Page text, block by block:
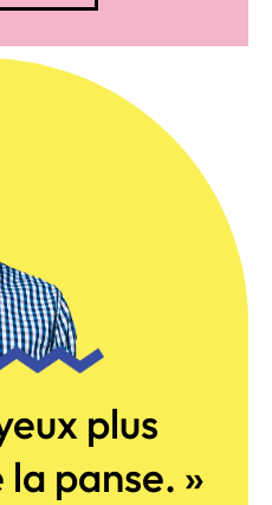
plus
panse. »